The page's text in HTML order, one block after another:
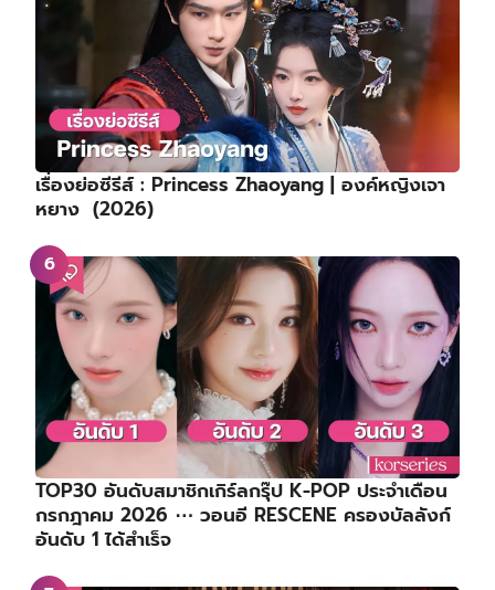
เรื่องย่อซีรีส์ : Princess Zhaoyang | องค์หญิงเจา
หยาง (2026)
TOP30 อันดับสมาชิกเกิร์ลกรุ๊ป K-POP ประจำเดือน
กรกฎาคม 2026 ⋯ วอนอี RESCENE ครองบัลลังก์
อันดับ 1 ได้สำเร็จ